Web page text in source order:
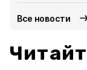
Все новости